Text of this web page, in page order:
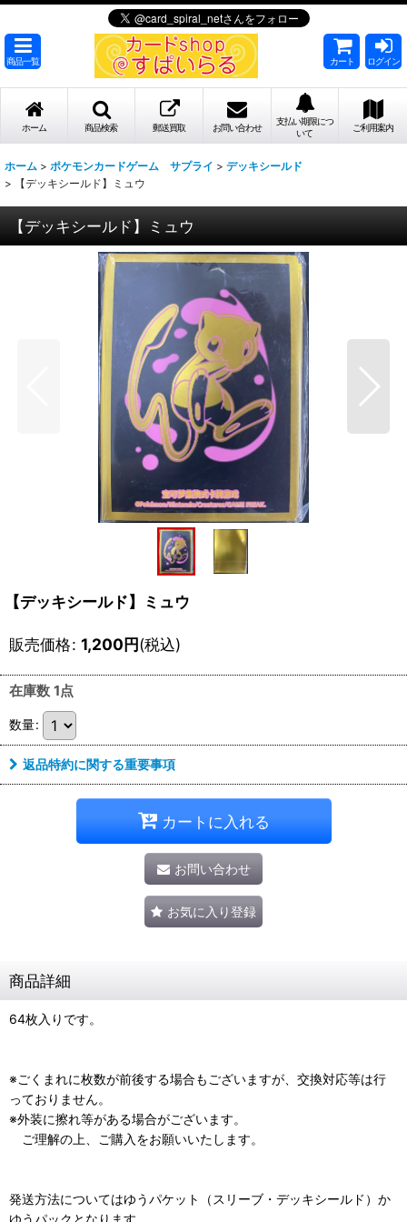
商品一覧 カート ログイン
ホーム 商品検索 郵送買取 お問い合わせ
支払い期限につ
いて
ご利用案内
ホーム > ポケモンカードゲーム サプライ > デッキシールド
>
【デッキシールド】ミュウ
【デッキシールド】ミュウ
【デッキシールド】ミュウ
販売価格: 1,200円(税込)
在庫数 1点
数量:
返品特約に関する重要事項
カートに入れる
お問い合わせ
お気に入り登録
商品詳細
64枚入りです。
※ごくまれに枚数が前後する場合もございますが、交換対応等は行
っておりません。
※外装に擦れ等がある場合がございます。
ご理解の上、ご購入をお願いいたします。
発送方法についてはゆうパケット（スリーブ・デッキシールド）か